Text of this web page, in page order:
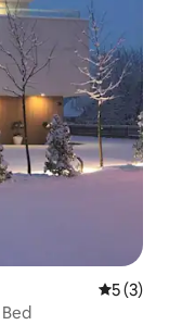
Średnia
5 (3)